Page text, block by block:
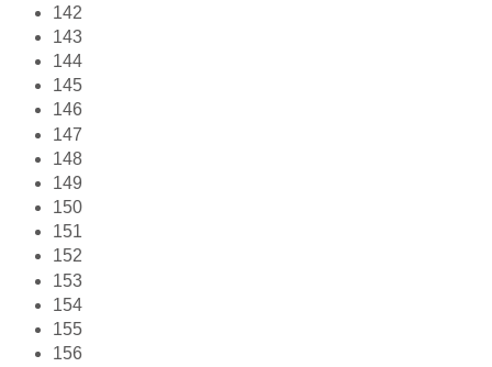
142
143
144
145
146
147
148
149
150
151
152
153
154
155
156